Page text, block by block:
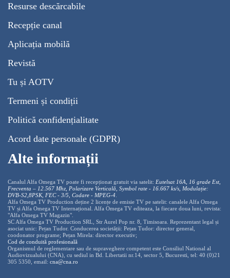
Resurse descărcabile
Recepție canal
Aplicația mobilă
Revistă
Tu și AOTV
Termeni și condiții
Politică confidențialitate
Acord date personale (GDPR)
Alte informații
Canalul Alfa Omega TV poate fi recepționat gratuit via satelit: Eutelsat 16A, 16 grade Est,
Frecventa – 12.567 Mhz, Polarizare Verticală, Symbol rate - 16.667 ks/s, Modulație:
DVB-S2,8PSK, FEC - 3/5, Codare - MPEG-4
Alfa Omega TV Production deține 2 licențe de emisie TV pe satelit: canalele Alfa Omega
TV și Alfa Omega TV Internațional. Alfa Omega TV editeaza, la fiecare doua luni, revista:
"Alfa Omega TV Magazin".
SC Alfa Omega TV Production SRL, Str Aurel Pop nr. 8, Timisoara. Reprezentant legal și
asociat unic: Pețan Tudor. Conducerea societății: Pețan Tudor: director general,
coodonator programe; Pețan Mirela: director executiv;
Cod de conduită profesională
Organismul de reglementare sau de supraveghere competent este Consiliul National al
Audiovizualului (CNA), cu sediul in Bd. Libertatii nr.14, sector 5, Bucuresti, tel: 40 (0)21
305 5350, email: cna@cna.ro